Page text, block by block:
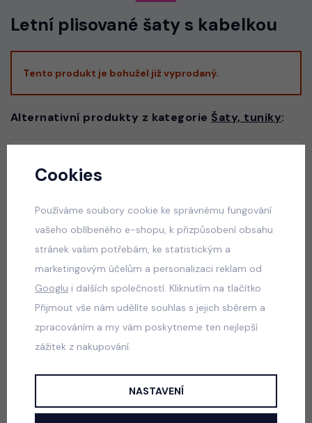
Letní plisované šaty s kabelkou
Tento produkt je bohužel již vyprodaný.
Alternativní produkty z kategorie Šaty, tuniky:
Luxury lila/white dress - slavnostní dívčí šaty
550 Kč
Luxury royal blue dress
skladem
550 Kč
Luxury Smaragd dress - luxusní dívčí šaty
Cookies
Používáme soubory cookie ke správnému fungování
vašeho oblíbeného e-shopu, k přizpůsobení obsahu
stránek vašim potřebám, ke statistickým a
marketingovým účelům a personalizaci reklam od
Googlu i dalších společností. Kliknutím na tlačítko
Přijmout vše nám udělíte souhlas s jejich sběrem a
zpracováním a my vám poskytneme ten nejlepší
zážitek z nakupování.
NASTAVENÍ